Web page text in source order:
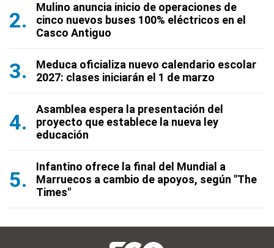
Mulino anuncia inicio de operaciones de
cinco nuevos buses 100% eléctricos en el
Casco Antiguo
Meduca oficializa nuevo calendario escolar
2027: clases iniciarán el 1 de marzo
Asamblea espera la presentación del
proyecto que establece la nueva ley
educación
Infantino ofrece la final del Mundial a
Marruecos a cambio de apoyos, según "The
Times"